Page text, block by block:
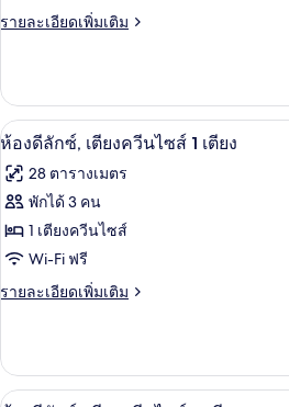
ลัก
เตียง
คิง
ไซส์
1
เตียง,
พร้อม
สะดวก
รายละเอียดเพิ่มเติม
ราย
เกี่ยว
กับ
ห้อง
ลัก
ซ์,
คิง
ไซส์
เตียง,
ความ
สะดวก
เปิด
ภาพถ่าย
ทั้งหมด
ของ
ห้อง
ดี
ซ์,
เตียง
ห้อง
12
ห้องดีลักซ์, เตียงควีนไซส์ 1 เตียง
28 ตารางเมตร
พักได้ 3 คน
1 เตียงควีนไซส์
Wi-Fi ฟรี
รายละเอียดเพิ่มเติม
ราย
เกี่ยว
กับ
เครื่